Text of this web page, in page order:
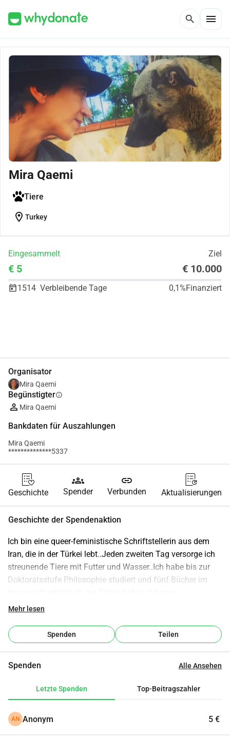
search menu
Mira Qaemi
Tiere
location_on Turkey
Eingesammelt Ziel
€ 5 € 10.000
1514 Verbleibende Tage 0,1%Finanziert
Organisator
Mira Qaemi
Begünstigterinfo
Mira Qaemi
Bankdaten für Auszahlungen
Mira Qaemi
**************5337
Geschichte
groups
Spender
link
Verbunden Aktualisierungen
Geschichte der Spendenaktion
Ich bin eine queer-feministische Schriftstellerin aus dem
Iran, die in der Türkei lebt..Jeden zweiten Tag versorge ich
streunende Tiere mit Futter und Wasser..Ich habe bis zur
Doktoratsstufe Philosophie studiert und fünf Bücher im
Arbeitserlaubnis, und obwohl ich seit mehreren Jahren
Sicherheit..Ich setze mich aktiv für das Bewusstsein über
soziale und ethische Themen, Umweltanliegen sowie den
helfen möchten, die Welt zu einem besseren Ort zu machen,
Mehr lesen
Spenden Teilen
Spenden Alle Ansehen
Letzte Spenden Top-Beitragszahler
AN Anonym 5 €